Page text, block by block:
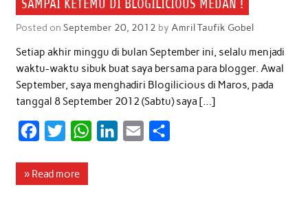
SAMPAI KETEMU DI BLOGILICIOUS MEDAN !
Posted on September 20, 2012 by Amril Taufik Gobel
Setiap akhir minggu di bulan September ini, selalu menjadi
waktu-waktu sibuk buat saya bersama para blogger. Awal
September, saya menghadiri Blogilicious di Maros, pada
tanggal 8 September 2012 (Sabtu) saya […]
c
i
W
» Read more